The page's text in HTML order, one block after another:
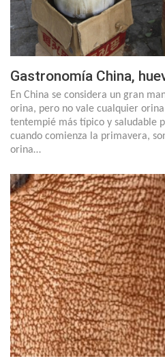
Gastronomía China,
En China se considera un gran
orina, pero no vale cualquier orina
tentempié más típico y saludable
cuando comienza la primavera,
orina…